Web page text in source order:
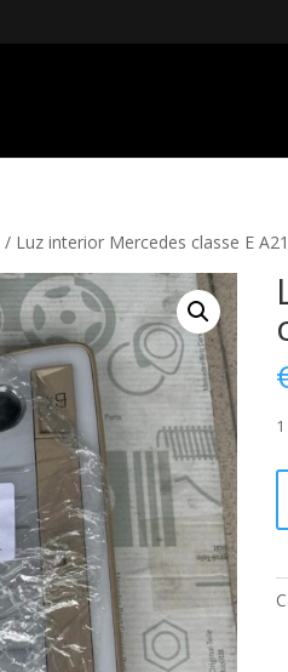
/ Luz interior Mercedes classe E